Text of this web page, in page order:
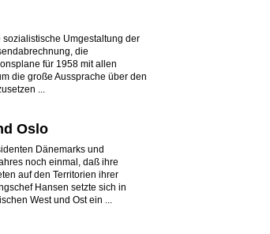
Umgestaltung der
die
für 1958 mit allen
die große Aussprache über den
...
Oslo
Dänemarks und
noch einmal, daß ihre
auf den Territorien ihrer
Hansen setzte sich in
West und Ost ein ...